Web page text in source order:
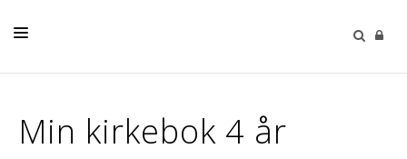
DÅP
Min kirkebok 4 år